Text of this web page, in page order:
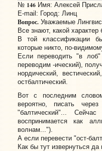
№ 146Имя: Алексей
E-mail: Город: Линц
Вопрос.Уважаемые
Все знают, какой
В той классификации
которые никто, по-
Если переводить "в
переводим -ический),
нордический,
остбалтический.
Вот с последним
вероятно, писать
"балтический"...
воспринимается как
волнам...").
А если перевести "ост-
Как бы тут извернуться